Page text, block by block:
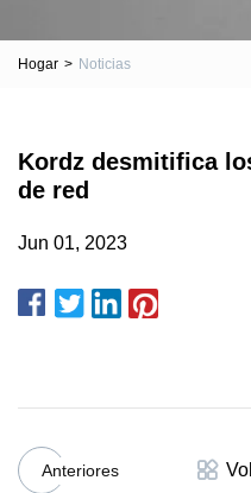
Hogar > Noticias
Kordz desmitifica
de red
Jun 01, 2023
Anteriores